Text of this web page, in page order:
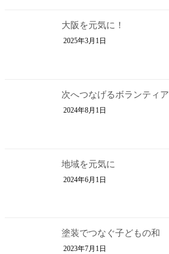
大阪を元気に！
2025年3月1日
次へつなげるボランティア
2024年8月1日
地域を元気に
2024年6月1日
塗装でつなぐ子どもの和
2023年7月1日